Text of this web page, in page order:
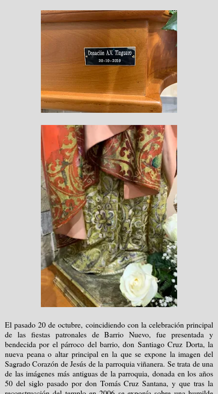
El pasado 20 de octubre, coincidiendo con la celebración principal
de las fiestas patronales de Barrio Nuevo, fue presentada y
bendecida por el párroco del barrio, don Santiago Cruz Dorta, la
nueva peana o altar principal en la que se expone la imagen del
Sagrado Corazón de Jesús de la parroquia viñanera. Se trata de una
de las imágenes más antiguas de la parroquia, donada en los años
50 del siglo pasado por don Tomás Cruz Santana, y que tras la